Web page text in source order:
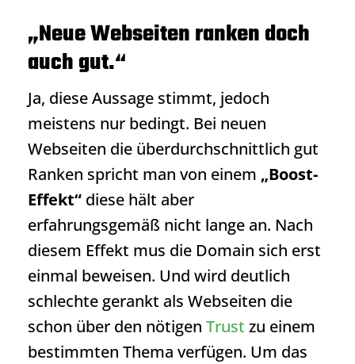
„Neue Webseiten ranken doch
auch gut.“
Ja, diese Aussage stimmt, jedoch
meistens nur bedingt. Bei neuen
Webseiten die überdurchschnittlich gut
Ranken spricht man von einem „Boost-
Effekt“ diese hält aber
erfahrungsgemäß nicht lange an. Nach
diesem Effekt mus die Domain sich erst
einmal beweisen. Und wird deutlich
schlechte gerankt als Webseiten die
schon über den nötigen Trust zu einem
bestimmten Thema verfügen. Um das